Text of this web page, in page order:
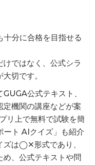
分に合格を目指せる
ではなく、公式シラ
切です。
公式テキスト、
機関の講座などが案
リ上で無料で試験を簡
ート AIクイズ」も紹介
ズは◯✕形式であり、
、公式テキストや問